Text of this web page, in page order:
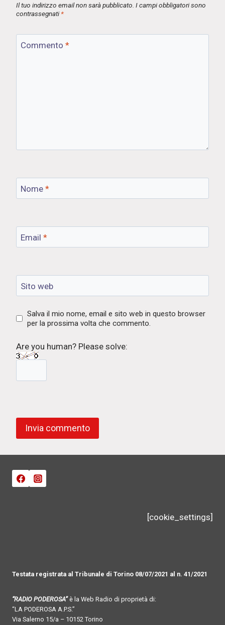
Il tuo indirizzo email non sarà pubblicato. I campi obbligatori sono
contrassegnati *
Commento *
Nome *
Email *
Sito web
Salva il mio nome, email e sito web in questo browser
per la prossima volta che commento.
Are you human? Please solve:
[cookie_settings]
Testata registrata al Tribunale di Torino 08/07/2021 al n. 41/2021
“RADIO PODEROSA”è la Web Radio di proprietà di:
“LA PODEROSA A.P.S.”
Via Salerno 15/a – 10152 Torino